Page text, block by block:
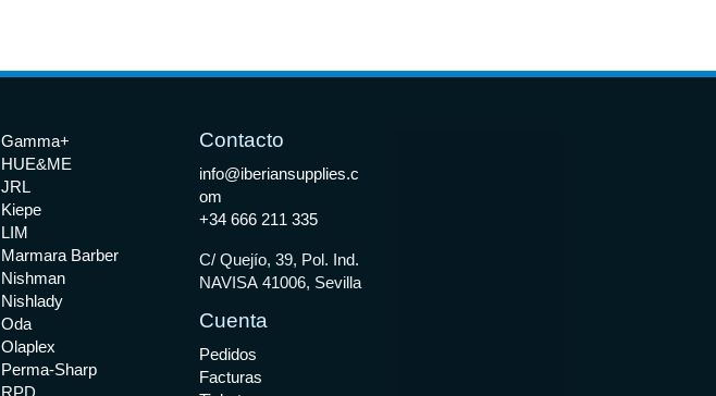
Gamma+
HUE&ME
JRL
Kiepe
LIM
Marmara Barber
Nishman
Nishlady
Oda
Olaplex
Perma-Sharp
RPD
Contacto
info@iberiansupplies.c
om
+34 666 211 335
C/ Quejío, 39, Pol. Ind.
NAVISA 41006, Sevilla
Cuenta
Pedidos
Facturas